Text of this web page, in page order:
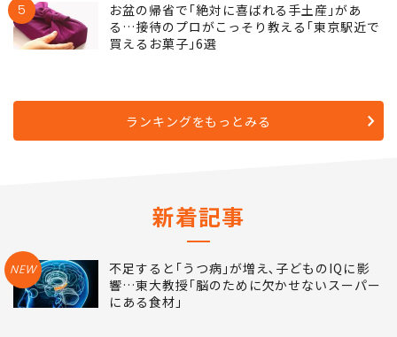
5
お盆の帰省で｢絶対に喜ばれる手土産｣があ
る…接待のプロがこっそり教える｢東京駅近で
買えるお菓子｣6選
ランキングをもっとみる
新着記事
NEW
不足すると｢うつ病｣が増え､子どものIQに影
響…東大教授｢脳のために欠かせないスーパー
にある食材｣